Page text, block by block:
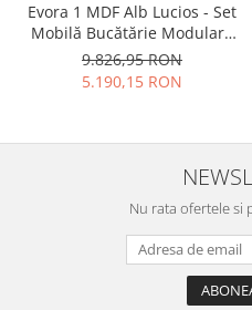
Evora 1 MDF Alb Lucios - Set
Mobilă Bucătărie Modulară
Modernă MDF 3.6m
Premium Configurabilă
Deschidere Prin Apăsare
Design Integral Suspendat
9.826,95 RON
5.190,15 RON
Nu rata ofertele si